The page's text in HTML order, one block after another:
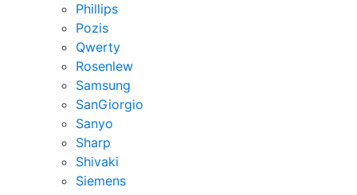
Phillips
Pozis
Qwerty
Rosenlew
Samsung
SanGiorgio
Sanyo
Sharp
Shivaki
Siemens